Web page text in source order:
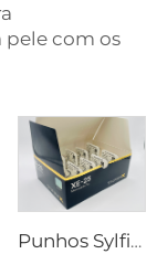
pele com os
Punhos Sylfirm X de microagulhamento com rf XE-25